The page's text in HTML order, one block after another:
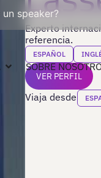
un speaker?
SOBRE
Experto
referencia.
ESPAÑOL
VER PERFIL
Viaja desde